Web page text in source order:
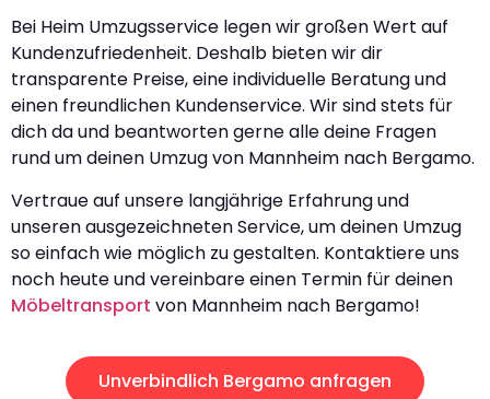
Bei Heim Umzugsservice legen wir großen Wert auf
Kundenzufriedenheit. Deshalb bieten wir dir
transparente Preise, eine individuelle Beratung und
einen freundlichen Kundenservice. Wir sind stets für
dich da und beantworten gerne alle deine Fragen
rund um deinen Umzug von Mannheim nach Bergamo.
Vertraue auf unsere langjährige Erfahrung und
unseren ausgezeichneten Service, um deinen Umzug
so einfach wie möglich zu gestalten. Kontaktiere uns
noch heute und vereinbare einen Termin für deinen
Möbeltransport von Mannheim nach Bergamo!
Unverbindlich Bergamo anfragen